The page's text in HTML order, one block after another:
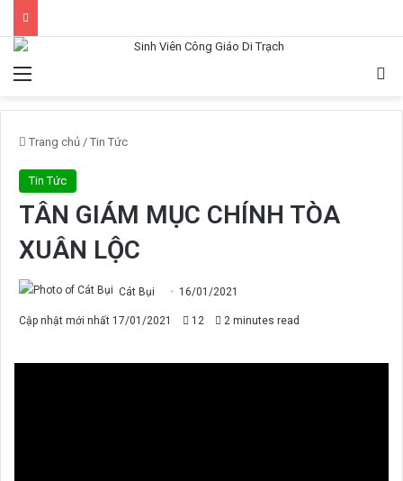
Menu
Trang chủ / Tin Tức
Tin Tức
TÂN GIÁM MỤC CHÍNH TÒA
XUÂN LỘC
Cát Bụi 16/01/2021
Cập nhật mới nhất 17/01/2021 12 2 minutes read